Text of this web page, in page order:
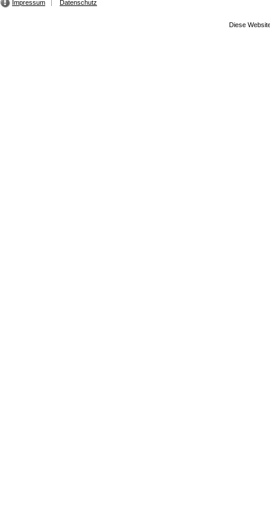
Impressum Datenschutz
Diese